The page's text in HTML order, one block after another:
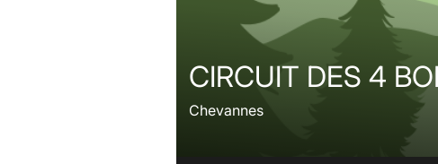
CIRCUIT DES 4
Chevannes